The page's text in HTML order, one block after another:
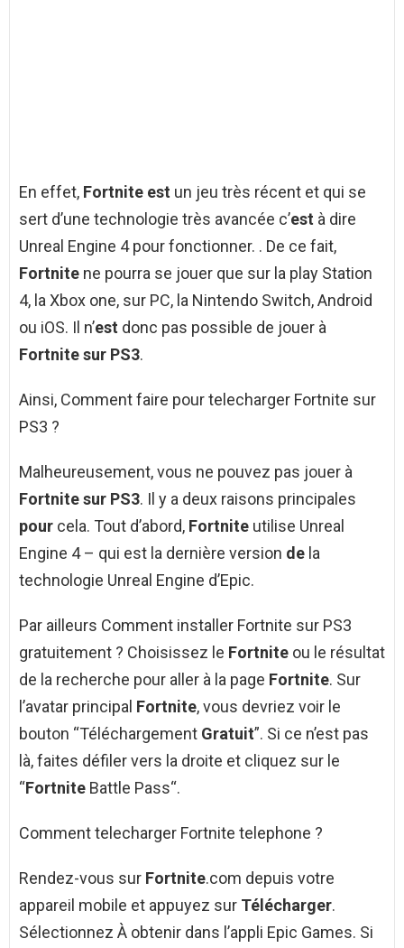
En effet, Fortnite est un jeu très récent et qui se
sert d’une technologie très avancée c’est à dire
Unreal Engine 4 pour fonctionner. . De ce fait,
Fortnite ne pourra se jouer que sur la play Station
4, la Xbox one, sur PC, la Nintendo Switch, Android
ou iOS. Il n’est donc pas possible de jouer à
Fortnite sur PS3.
Ainsi, Comment faire pour telecharger Fortnite sur
PS3 ?
Malheureusement, vous ne pouvez pas jouer à
Fortnite sur PS3. Il y a deux raisons principales
pour cela. Tout d’abord, Fortnite utilise Unreal
Engine 4 – qui est la dernière version de la
technologie Unreal Engine d’Epic.
Par ailleurs Comment installer Fortnite sur PS3
gratuitement ? Choisissez le Fortnite ou le résultat
de la recherche pour aller à la page Fortnite. Sur
l’avatar principal Fortnite, vous devriez voir le
bouton “Téléchargement Gratuit”. Si ce n’est pas
là, faites défiler vers la droite et cliquez sur le
“Fortnite Battle Pass“.
Comment telecharger Fortnite telephone ?
Rendez-vous sur Fortnite.com depuis votre
appareil mobile et appuyez sur Télécharger.
Sélectionnez À obtenir dans l’appli Epic Games. Si